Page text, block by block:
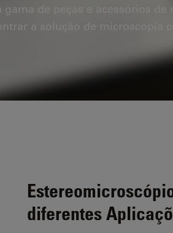
de peças e acessórios
a solução de microscopia
diferentes